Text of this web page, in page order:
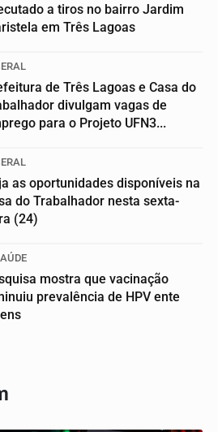
a tiros no bairro Jardim
em Três Lagoas
de Três Lagoas e Casa do
divulgam vagas de
para o Projeto UFN3...
as oportunidades disponíveis na
do Trabalhador nesta sexta-
(24)
mostra que vacinação
prevalência de HPV ente